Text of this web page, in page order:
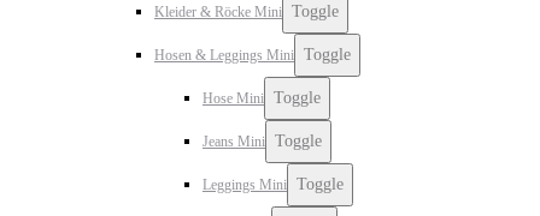
Kleider & Röcke Mini Toggle
Hosen & Leggings Mini Toggle
Hose Mini Toggle
Jeans Mini Toggle
Leggings Mini Toggle